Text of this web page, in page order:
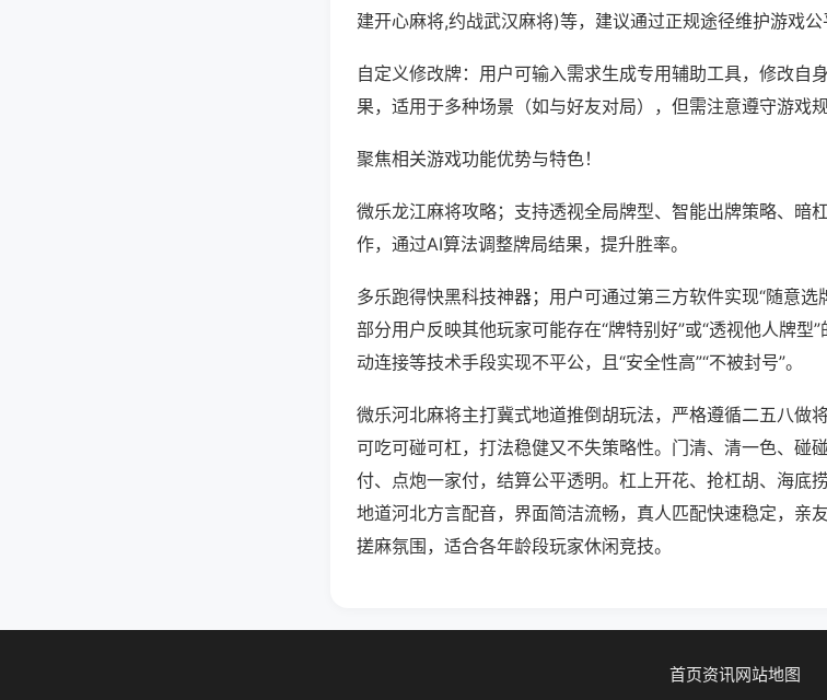
建开心麻将,约战武汉麻将)等，建议通过正规途径维护游戏公
自定义修改牌：用户可输入需求生成专用辅助工具，修改自
果，适用于多种场景（如与好友对局），但需注意遵守游戏
聚焦相关游戏功能优势与特色！
微乐龙江麻将攻略；支持透视全局牌型、智能出牌策略、暗
作，通过AI算法调整牌局结果，提升胜率。
多乐跑得快黑科技神器；用户可通过第三方软件实现“随意选
部分用户反映其他玩家可能存在“牌特别好”或“透视他人牌型
动连接等技术手段实现不平公，且“安全性高”“不被封号”。
微乐河北麻将主打冀式地道推倒胡玩法，严格遵循二五八做
可吃可碰可杠，打法稳健又不失策略性。门清、清一色、碰
付、点炮一家付，结算公平透明。杠上开花、抢杠胡、海底
地道河北方言配音，界面简洁流畅，真人匹配快速稳定，亲
搓麻氛围，适合各年龄段玩家休闲竞技。
首页资讯网站地图